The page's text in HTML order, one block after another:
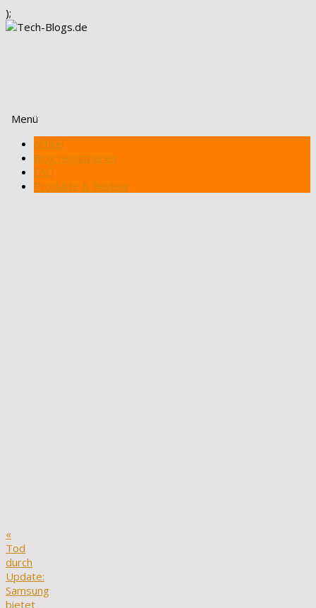
);
Menü
Zum
Inhalt
springen
Artikel
Blog registrieren
FAQ
Produkte & Review
«
Tod
durch
Update:
Samsung
bietet